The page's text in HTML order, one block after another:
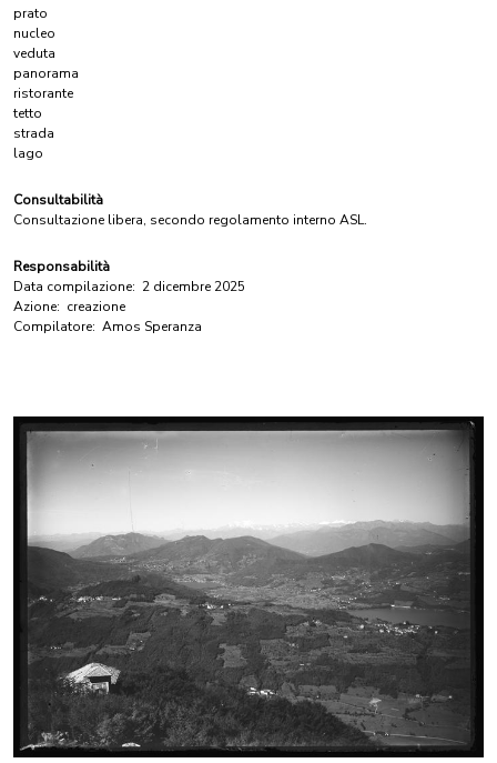
prato
nucleo
veduta
panorama
ristorante
tetto
strada
lago
Consultabilità
Consultazione libera, secondo regolamento interno ASL.
Responsabilità
Data compilazione: 2 dicembre 2025
Azione: creazione
Compilatore: Amos Speranza